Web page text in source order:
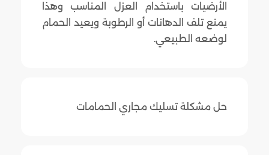
الأرضيات باستخدام العزل المناسب وهذا
يمنع تلف الدهانات أو الرطوبة ويعيد الحمام
لوضعه الطبيعي.
حل مشكلة تسليك مجاري الحمامات